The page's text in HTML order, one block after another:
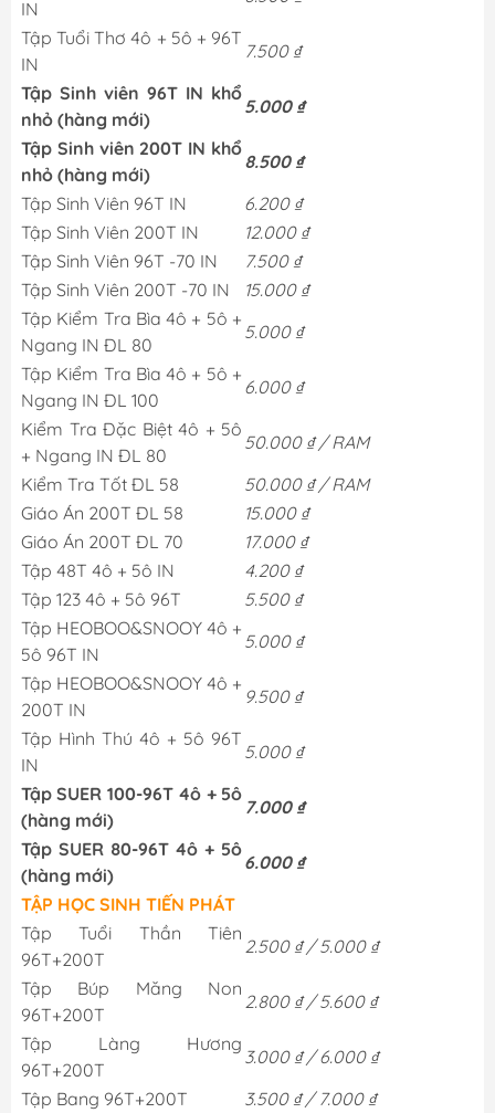
IN
Tập Tuổi Thơ 4ô + 5ô + 96T
IN
7.500 ₫
Tập Sinh viên 96T IN khổ
nhỏ (hàng mới)
5.000 ₫
Tập Sinh viên 200T IN khổ
nhỏ (hàng mới)
8.500 ₫
Tập Sinh Viên 96T IN
6.200 ₫
Tập Sinh Viên 200T IN
12.000 ₫
Tập Sinh Viên 96T -70 IN
7.500 ₫
Tập Sinh Viên 200T -70 IN
15.000 ₫
Tập Kiểm Tra Bìa 4ô + 5ô +
Ngang IN ĐL 80
5.000 ₫
Tập Kiểm Tra Bìa 4ô + 5ô +
Ngang IN ĐL 100
6.000 ₫
Kiểm Tra Đặc Biệt 4ô + 5ô
+ Ngang IN ĐL 80
50.000 ₫ / RAM
Kiểm Tra Tốt ĐL 58
50.000 ₫ / RAM
Giáo Án 200T ĐL 58
15.000 ₫
Giáo Án 200T ĐL 70
17.000 ₫
Tập 48T 4ô + 5ô IN
4.200 ₫
Tập 123 4ô + 5ô 96T
5.500 ₫
Tập HEOBOO&SNOOY 4ô +
5ô 96T IN
5.000 ₫
Tập HEOBOO&SNOOY 4ô +
200T IN
9.500 ₫
Tập Hình Thú 4ô + 5ô 96T
IN
5.000 ₫
Tập SUER 100-96T 4ô + 5ô
(hàng mới)
7.000 ₫
Tập SUER 80-96T 4ô + 5ô
(hàng mới)
6.000 ₫
TẬP HỌC SINH TIẾN PHÁT
Tập Tuổi Thần Tiên
96T+200T
2.500 ₫ / 5.000 ₫
Tập Búp Măng Non
96T+200T
2.800 ₫ / 5.600 ₫
Tập Làng Hương
96T+200T
3.000 ₫ / 6.000 ₫
Tập Bang 96T+200T
3.500 ₫ / 7.000 ₫